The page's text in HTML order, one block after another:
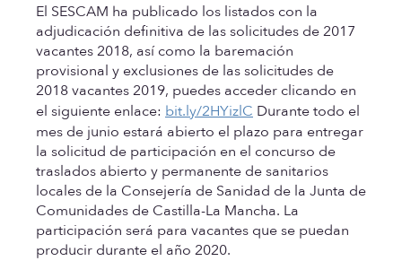
El SESCAM ha publicado los listados con la
adjudicación definitiva de las solicitudes de 2017
vacantes 2018, así como la baremación
provisional y exclusiones de las solicitudes de
2018 vacantes 2019, puedes acceder clicando en
el siguiente enlace: bit.ly/2HYizlC Durante todo el
mes de junio estará abierto el plazo para entregar
la solicitud de participación en el concurso de
traslados abierto y permanente de sanitarios
locales de la Consejería de Sanidad de la Junta de
Comunidades de Castilla-La Mancha. La
participación será para vacantes que se puedan
producir durante el año 2020.